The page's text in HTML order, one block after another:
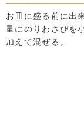
お皿に盛る前に出
量にのりわさびを
加えて混ぜる。